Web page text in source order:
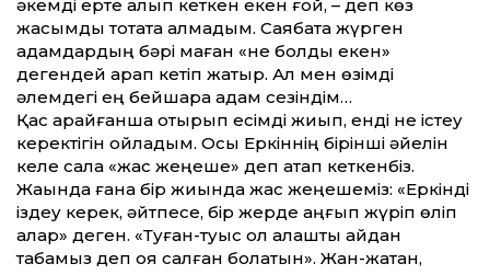
әкемді ерте алып кеткен екен ғой, – деп көз
жасымды тоқтата алмадым. Саябақта жүрген
адамдардың бәрі маған «не болды екен»
дегендей қарап кетіп жатыр. Ал мен өзімді
әлемдегі ең бейшара адам сезіндім…
Қас қарайғанша отырып есімді жиып, енді не істеу
керектігін ойладым. Осы Еркіннің бірінші әйелін
келе сала «жас жеңеше» деп атап кеткенбіз.
Жақында ғана бір жиында жас жеңешеміз: «Еркінді
іздеу керек, әйтпесе, бір жерде қаңғып жүріп өліп
қалар» деген. «Туған-туыс ол алқашты қайдан
табамыз деп қоя салған болатын». Жан-жақтан,